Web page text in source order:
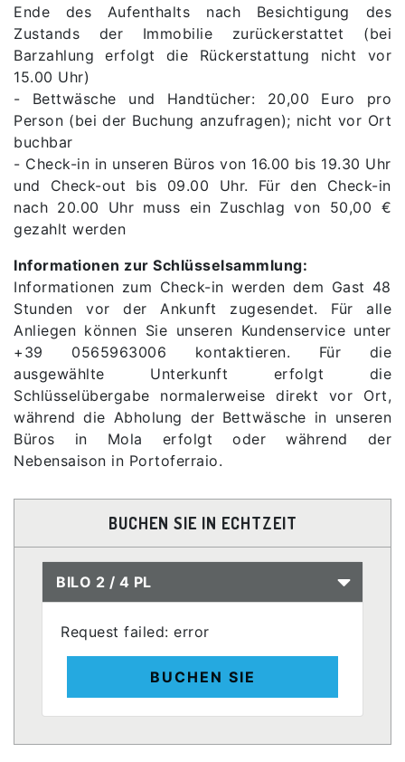
Ende des Aufenthalts nach Besichtigung des
Zustands der Immobilie zurückerstattet (bei
Barzahlung erfolgt die Rückerstattung nicht vor
15.00 Uhr)
- Bettwäsche und Handtücher: 20,00 Euro pro
Person (bei der Buchung anzufragen); nicht vor Ort
buchbar
- Check-in in unseren Büros von 16.00 bis 19.30 Uhr
und Check-out bis 09.00 Uhr. Für den Check-in
nach 20.00 Uhr muss ein Zuschlag von 50,00 €
gezahlt werden
Informationen zur Schlüsselsammlung:
Informationen zum Check-in werden dem Gast 48
Stunden vor der Ankunft zugesendet. Für alle
Anliegen können Sie unseren Kundenservice unter
+39 0565963006 kontaktieren. Für die
ausgewählte Unterkunft erfolgt die
Schlüsselübergabe normalerweise direkt vor Ort,
während die Abholung der Bettwäsche in unseren
Büros in Mola erfolgt oder während der
Nebensaison in Portoferraio.
BUCHEN SIE IN ECHTZEIT
BILO 2 / 4 PL
Request failed: error
BUCHEN SIE